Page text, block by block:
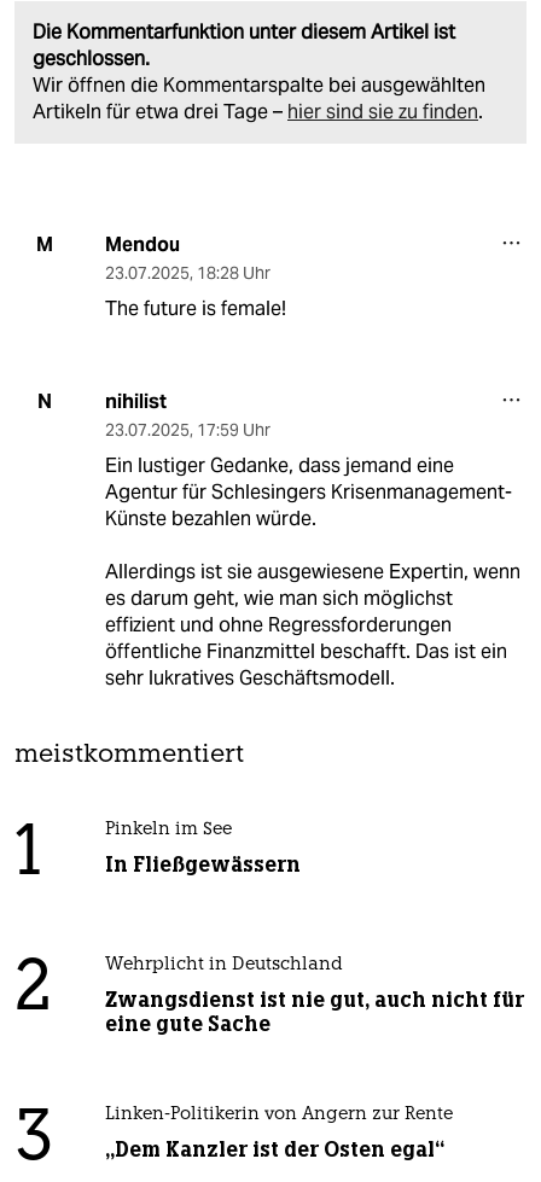
Die Kommentarfunktion unter diesem Artikel ist
geschlossen.
Wir öffnen die Kommentarspalte bei ausgewählten
Artikeln für etwa drei Tage – hier sind sie zu finden.
M Mendou
23.07.2025, 18:28 Uhr
The future is female!
N nihilist
23.07.2025, 17:59 Uhr
Ein lustiger Gedanke, dass jemand eine
Agentur für Schlesingers Krisenmanagement-
Künste bezahlen würde.
Allerdings ist sie ausgewiesene Expertin, wenn
es darum geht, wie man sich möglichst
effizient und ohne Regressforderungen
öffentliche Finanzmittel beschafft. Das ist ein
sehr lukratives Geschäftsmodell.
meistkommentiert
1 Pinkeln im See
In Fließgewässern
2 Wehrplicht in Deutschland
Zwangsdienst ist nie gut, auch nicht für
eine gute Sache
3 Linken-Politikerin von Angern zur Rente
„Dem Kanzler ist der Osten egal“